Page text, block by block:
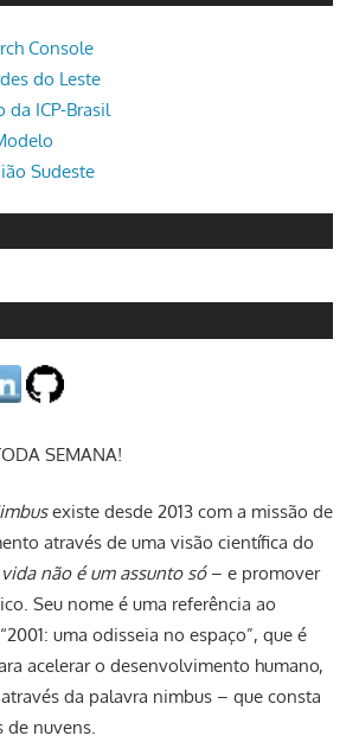
Console
do Leste
da ICP-Brasil
Sudeste
SEMANA!
existe desde 2013 com a missão de
através de uma visão científica do
não é um assunto só– e promover
Seu nome é uma referência ao
uma odisseia no espaço”, que é
acelerar o desenvolvimento humano,
da palavra nimbus – que consta
de nuvens.